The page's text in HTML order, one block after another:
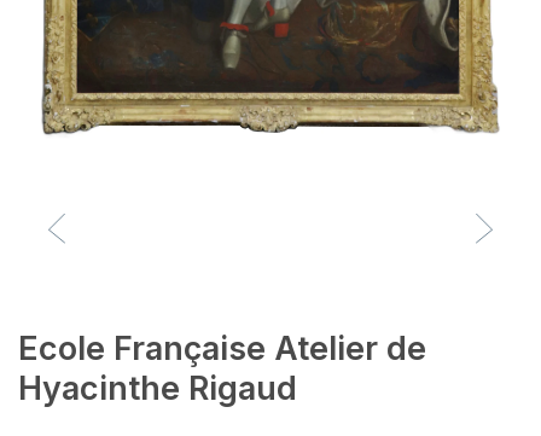
Ecole Française Atelier de
Hyacinthe Rigaud